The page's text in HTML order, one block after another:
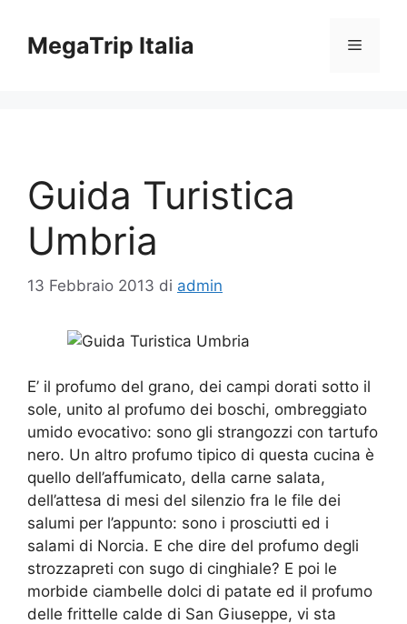
contenuto
MegaTrip Italia Menu
Guida Turistica
Umbria
13 Febbraio 2013 di admin
E’ il profumo del grano, dei campi dorati sotto il
sole, unito al profumo dei boschi, ombreggiato
umido evocativo: sono gli strangozzi con tartufo
nero. Un altro profumo tipico di questa cucina è
quello dell’affumicato, della carne salata,
dell’attesa di mesi del silenzio fra le file dei
salumi per l’appunto: sono i prosciutti ed i
salami di Norcia. E che dire del profumo degli
strozzapreti con sugo di cinghiale? E poi le
morbide ciambelle dolci di patate ed il profumo
delle frittelle calde di San Giuseppe, vi sta